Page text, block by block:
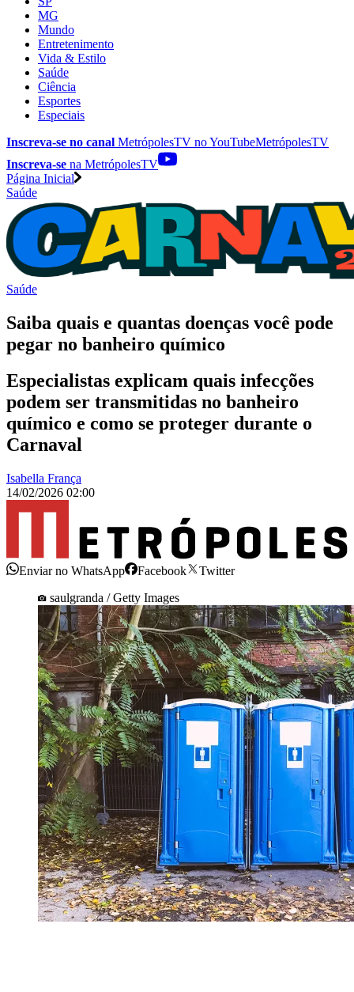
MG
Mundo
Entretenimento
Vida & Estilo
Saúde
Ciência
Esportes
Especiais
Inscreva-se no canal MetrópolesTV noYouTubeMetrópolesTV
Inscreva-se na MetrópolesTV
Página Inicial
Saúde
Saúde
Saiba quais e quantas doenças você pode
pegar no banheiro químico
Especialistas explicam quais infecções
podem ser transmitidas no banheiro
químico e como se proteger durante o
Carnaval
Isabella França
14/02/2026 02:00
Enviar no WhatsApp Facebook
Twitter
saulgranda / Getty Images